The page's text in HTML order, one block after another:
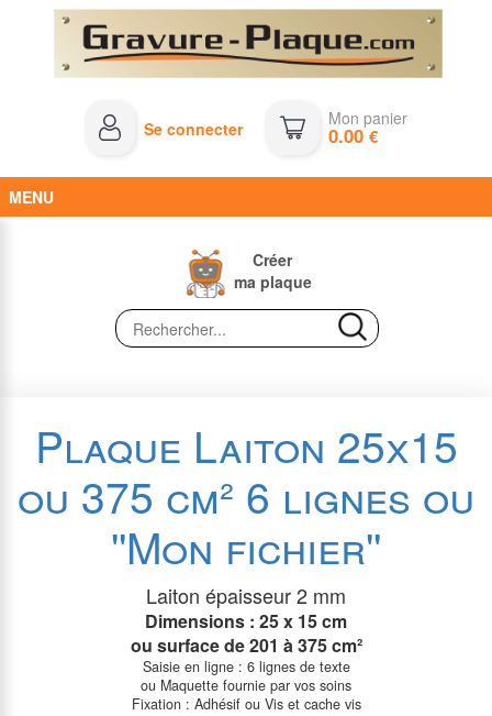
Se connecter Mon panier
0.00€
MENU
Créer
ma plaque
Plaque Laiton 25x15
ou 375 cm² 6 lignes ou
''Mon fichier''
Laiton épaisseur 2 mm
Dimensions : 25 x 15 cm
ou surface de201 à 375 cm²
Saisie en ligne : 6 lignes de texte
ou Maquette fournie par vos soins
Fixation : Adhésif ou Vis et cache vis